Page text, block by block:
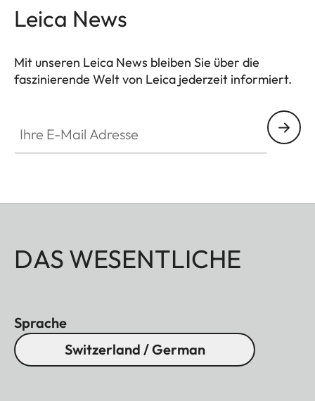
Leica News
Mit unseren Leica News bleiben Sie über die
faszinierende Welt von Leica jederzeit informiert.
DAS WESENTLICHE
Sprache
Switzerland / German